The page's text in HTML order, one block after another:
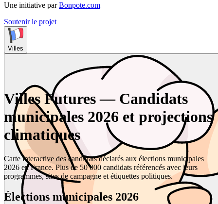
Une initiative par Bonpote.com
Soutenir le projet
Villes
Villes Futures — Candidats
municipales 2026 et projections
climatiques
Carte interactive des candidats déclarés aux élections municipales
2026 en France. Plus de 50 000 candidats référencés avec leurs
programmes, sites de campagne et étiquettes politiques.
Élections municipales 2026